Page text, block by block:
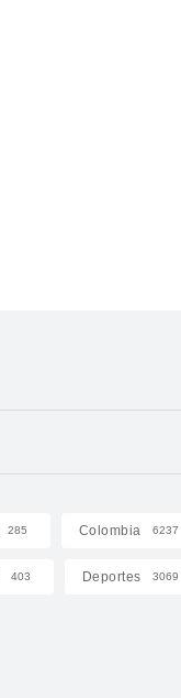
285 Colombia 6237
403 Deportes 3069